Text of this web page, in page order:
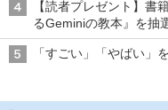
【読者プレゼント】書
るGeminiの教本』を
2026年8月12日（水）
「すごい」「やばい